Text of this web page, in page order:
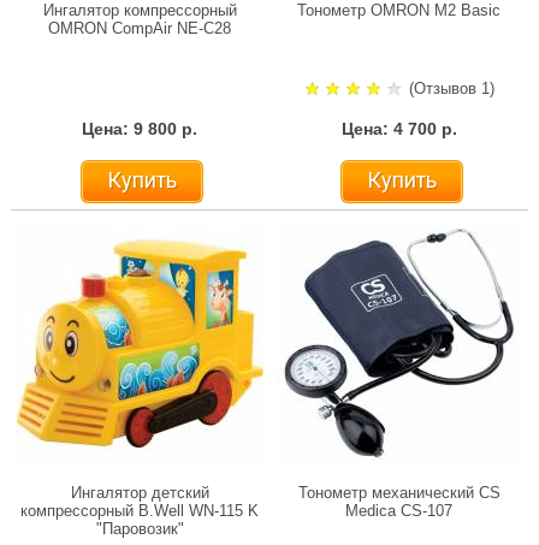
Ингалятор компрессорный
OMRON CompAir NE-C28
Цена: 9 800 р.
Купить
Тонометр OMRON M2 Basic
(Отзывов 1)
Цена: 4 700 р.
Купить
Ингалятор детский
компрессорный B.Well WN-115 K
"Паровозик"
Тонометр механический CS
Medica CS-107